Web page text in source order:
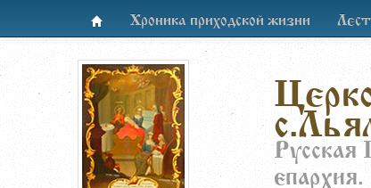
Хроника приходской жизни
Русская
епархия.